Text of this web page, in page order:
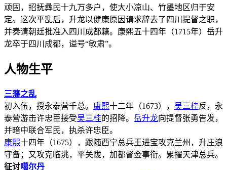
顽固，招抚彝民十九万多户，使大小凉山、竹墨地区归于安
定。这次平乱后，升龙以健康原因请求辞去了四川提督之职，
并奏请朝廷批准入四川成都籍。康熙五十四年（1715年）岳升
龙卒于四川成都，谥号“敏肃”。
人物生平
三藩之乱
初入伍，授永泰营千总。 康熙十二年（1673）， 吴三桂反，永
泰营游击许忠臣接受吴三桂的招降。 岳升龙向提督张勇告发，
并暗中联合军民，执杀许忠臣。
康熙十四年（1675），跟随西宁总兵王进宝攻克兰州，升庄浪
守备；又攻克临洮，平关陇，加都督佥事衔。累擢天津总兵。
征讨噶尔丹